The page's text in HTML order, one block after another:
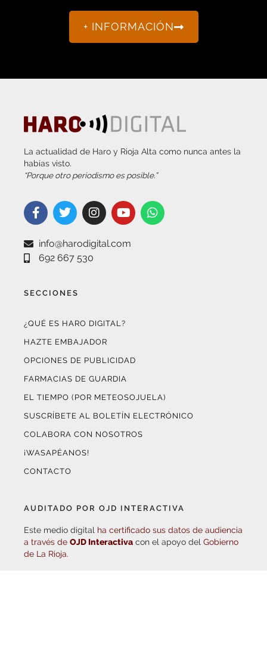
+ INFORMACIÓN
La actualidad de Haro y Rioja Alta como nunca antes la
habías visto.
“Porque otro periodismo es posible.”
info@harodigital.com
692 667 530
SECCIONES
¿QUÉ ES HARO DIGITAL?
HAZTE EMBAJADOR
OPCIONES DE PUBLICIDAD
FARMACIAS DE GUARDIA
EL TIEMPO (POR METEOSOJUELA)
SUSCRÍBETE AL BOLETÍN ELECTRÓNICO
COLABORA CON NOSOTROS
¡WASAPÉANOS!
CONTACTO
AUDITADO POR OJD INTERACTIVA
Este medio digital ha certificado sus datos de audiencia
a través de OJD Interactiva con el apoyo del Gobierno
de La Rioja.